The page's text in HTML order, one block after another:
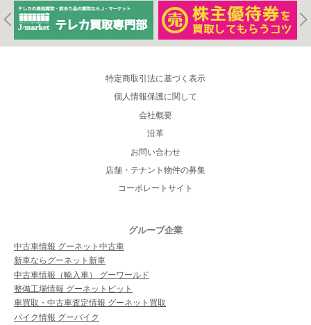
特定商取引法に基づく表示
個人情報保護に関して
会社概要
沿革
お問い合わせ
店舗・テナント物件の募集
コーポレートサイト
グループ企業
中古車情報 グーネット中古車
新車ならグーネット新車
中古車情報（輸入車） グーワールド
整備工場情報 グーネットピット
車買取・中古車査定情報 グーネット買取
バイク情報 グーバイク